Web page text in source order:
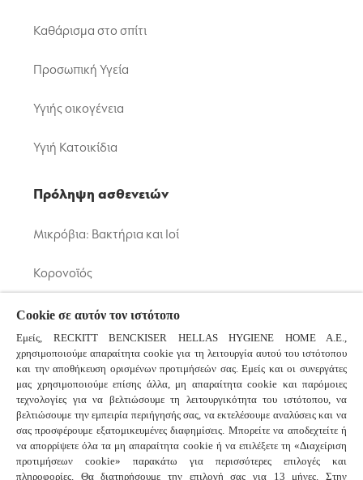
Καθάρισμα στο σπίτι
Προσωπική Υγεία
Υγιής οικογένεια
Υγιή Κατοικίδια
Πρόληψη ασθενειών
Μικρόβια: Βακτήρια και Ιοί
Κορονοϊός
Κοινό Κρυολόγημα και Γρίπη
Συχνές ερωτήσεις
Συνδεθείτε μαζί μας
Cookie σε αυτόν τον ιστότοπο
Εμείς, RECKITT BENCKISER HELLAS HYGIENE HOME A.E.,
χρησιμοποιούμε απαραίτητα cookie για τη λειτουργία αυτού του ιστότοπου
και την αποθήκευση ορισμένων προτιμήσεών σας. Εμείς και οι συνεργάτες
μας χρησιμοποιούμε επίσης άλλα, μη απαραίτητα cookie και παρόμοιες
τεχνολογίες για να βελτιώσουμε τη λειτουργικότητα του ιστότοπου, να
βελτιώσουμε την εμπειρία περιήγησής σας, να εκτελέσουμε αναλύσεις και να
σας προσφέρουμε εξατομικευμένες διαφημίσεις. Μπορείτε να αποδεχτείτε ή
να απορρίψετε όλα τα μη απαραίτητα cookie ή να επιλέξετε τη «Διαχείριση
προτιμήσεων cookie» παρακάτω για περισσότερες επιλογές και
πληροφορίες. Θα διατηρήσουμε την επιλογή σας για 13 μήνες. Στην